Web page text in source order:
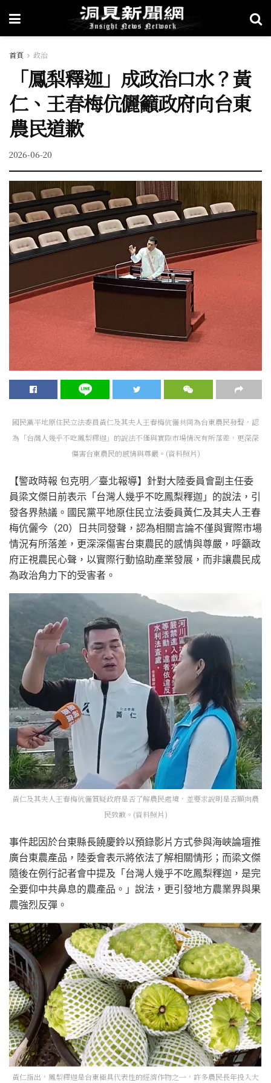
首頁 政治
「鳳梨釋迦」成政治口水？黃
仁、王春梅伉儷籲政府向台東
農民道歉
2026-06-20
國民黨平地原住民立法委員黃仁及其夫人王春梅伉儷共同為台東農民發聲，認
為「台灣人幾乎不吃鳳梨釋迦」的說法不僅與實際市場情況有所落差，更深深
傷害台東農民的感情與尊嚴。(資料照片)
【警政時報 包克明／臺北報導】針對大陸委員會副主任委
員梁文傑日前表示「台灣人幾乎不吃鳳梨釋迦」的說法，引
發各界熱議。國民黨平地原住民立法委員黃仁及其夫人王春
梅伉儷今（20）日共同發聲，認為相關言論不僅與實際市場
情況有所落差，更深深傷害台東農民的感情與尊嚴，呼籲政
府正視農民心聲，以實際行動協助產業發展，而非讓農民成
為政治角力下的受害者。
黃仁及其夫人王春梅伉儷質疑政府是否了解農民處境，並要求說明是否願向農
民致歉。(資料照片)
事件起因於台東縣長饒慶鈴以預錄影片方式參與海峽論壇推
廣台東農產品，陸委會表示將依法了解相關情形；而梁文傑
隨後在例行記者會中提及「台灣人幾乎不吃鳳梨釋迦，是完
全要仰中共鼻息的農產品。」說法，更引發地方農業界與果
農強烈反彈。
黃仁指出，鳳梨釋迦是台東極具代表性的經濟作物之一，許多農民長年投入大